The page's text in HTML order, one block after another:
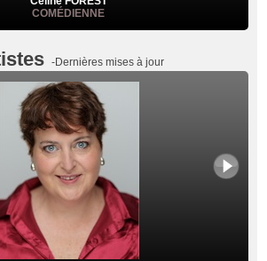
COMÉDIENNE
-Dernières mises à jour